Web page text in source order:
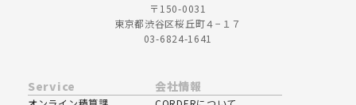
〒150-0031
東京都渋谷区桜丘町４−１７
03-6824-1641
Service 会社情報